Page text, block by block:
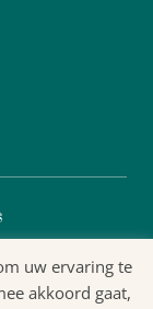
uw ervaring te
akkoord gaat,